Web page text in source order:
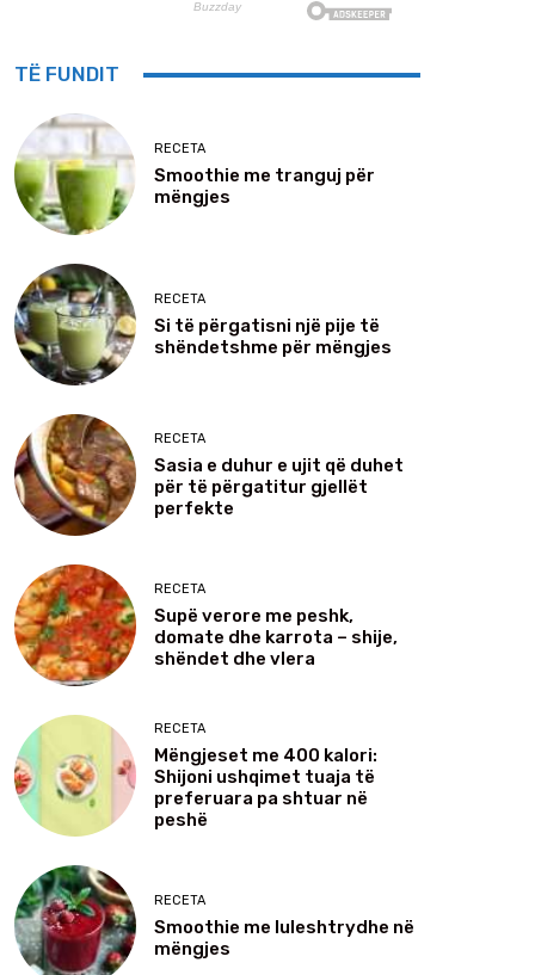
TË FUNDIT
RECETA
Smoothie me tranguj për
mëngjes
RECETA
Si të përgatisni një pije të
shëndetshme për mëngjes
RECETA
Sasia e duhur e ujit që duhet
për të përgatitur gjellët
perfekte
RECETA
Supë verore me peshk,
domate dhe karrota – shije,
shëndet dhe vlera
RECETA
Mëngjeset me 400 kalori:
Shijoni ushqimet tuaja të
preferuara pa shtuar në
peshë
RECETA
Smoothie me luleshtrydhe në
mëngjes